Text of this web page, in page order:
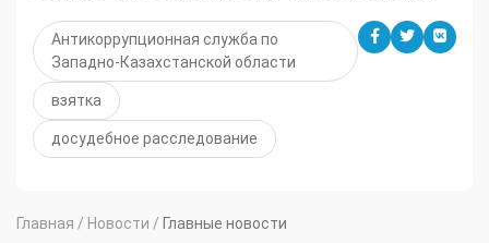
Антикоррупционная служба по
Западно-Казахстанской области
взятка
досудебное расследование
Главная / Новости / Главные новости